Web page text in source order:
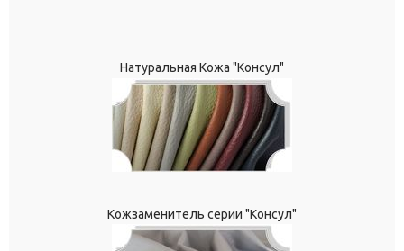
Натуральная Кожа "Консул"
Кожзаменитель серии "Консул"